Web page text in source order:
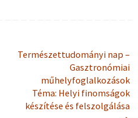
Természettudományi nap –
Gasztronómiai
műhelyfoglalkozások
Téma: Helyi finomságok
készítése és felszolgálása